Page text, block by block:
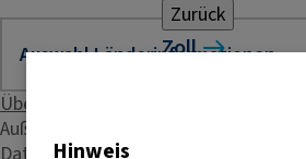
Zurück
Zoll
Warenverkehr
Übersicht
Außenhandelsstatistik
Daten & Fakten
Hinweis